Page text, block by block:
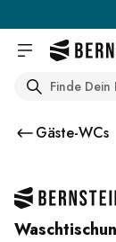
Search
Gäste-WCs